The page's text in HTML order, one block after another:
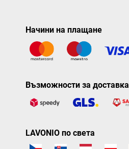
Начини на плащане
Възможности за доставка
LAVONIO по света